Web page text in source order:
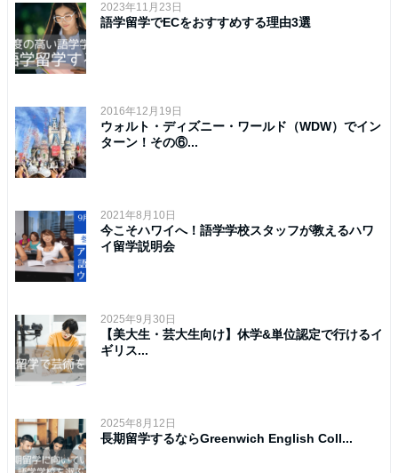
2023年11月23日
語学留学でECをおすすめする理由3選
2016年12月19日
ウォルト・ディズニー・ワールド（WDW）でイン
ターン！その⑥...
2021年8月10日
今こそハワイへ！語学学校スタッフが教えるハワ
イ留学説明会
2025年9月30日
【美大生・芸大生向け】休学&単位認定で行けるイ
ギリス...
2025年8月12日
長期留学するならGreenwich English Coll...